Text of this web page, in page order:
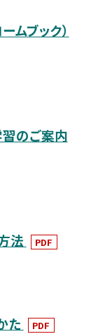
ブック）
習のご案内
法
PDF
た
PDF